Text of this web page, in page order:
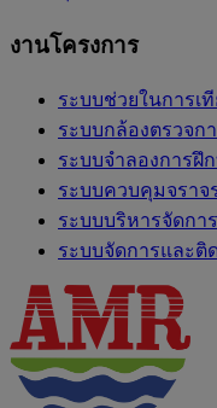
งานโครงการ
ระบบช่วยในการเที
ระบบกล้องตรวจก
ระบบจำลองการฝึก
ระบบควบคุมจราจ
ระบบบริหารจัดกา
ระบบจัดการและติ